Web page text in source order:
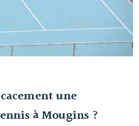
une
à Mougins ?